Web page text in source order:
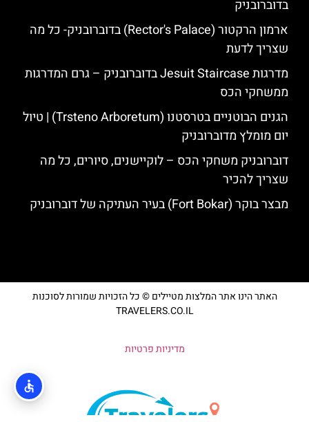
בדוברובניק
ארמון הרקטור (Rector's Palace) בדוברובניק- כל מה
שצריך לדעת
מדרגות Jesuit Staircase בדוברובניק – גרם המדרגות
ממשחקי הכס
הגנים הבוטניים בטרסטנו (Trsteno Arboretum) | טיול
יום מומלץ מדוברובניק
דוברובניק משחקי הכס – לוקיישנים, סיורים, כל מה
שצריך להכיר
מבצר בוקר (Fort Bokar) בעיר העתיקה של דוברובניק
האתר הינו אתר המלצות מטיילים © כל הזכויות שמורות לסוכנות
TRAVELERS.CO.IL
מדיניות פרטיות